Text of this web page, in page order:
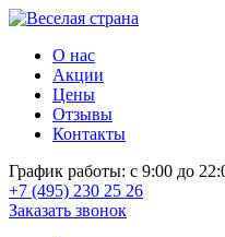
О нас
Акции
Цены
Отзывы
Контакты
График работы: с 9:00 до
+7 (495) 230 25 26
Заказать звонок